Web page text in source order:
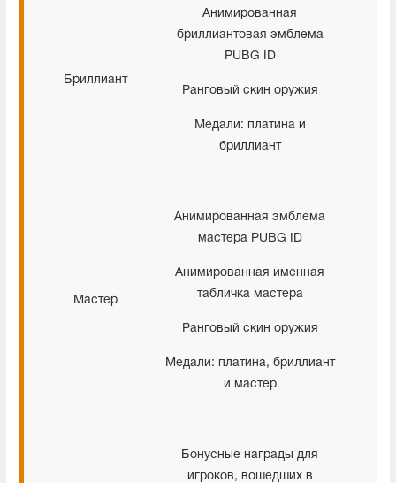
Бриллиант
Анимированная
бриллиантовая эмблема
PUBG ID
Ранговый скин оружия
Медали: платина и
бриллиант
Мастер
Анимированная эмблема
мастера PUBG ID
Анимированная именная
табличка мастера
Ранговый скин оружия
Медали: платина, бриллиант
и мастер
Бонусные награды для
игроков, вошедших в